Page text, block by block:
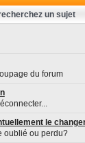
un sujet
du forum
le
oublié ou perdu?